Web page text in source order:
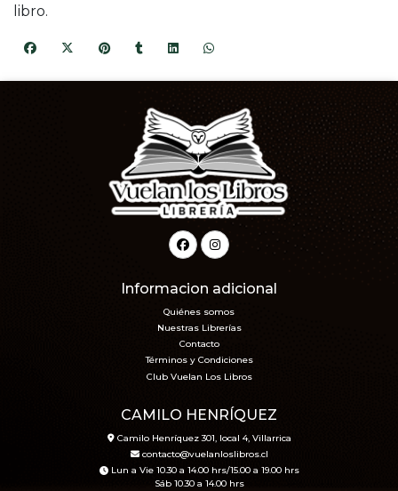
libro.
Informacion adicional
Quiénes somos
Nuestras Librerías
Contacto
Términos y Condiciones
Club Vuelan Los Libros
CAMILO HENRÍQUEZ
Camilo Henríquez 301, local 4, Villarrica
contacto@vuelanloslibros.cl
Lun a Vie 10.30 a 14.00 hrs/15.00 a 19.00 hrs
Sáb 10.30 a 14.00 hrs